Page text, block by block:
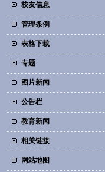
校友信息
管理条例
表格下载
专题
图片新闻
公告栏
教育新闻
相关链接
网站地图